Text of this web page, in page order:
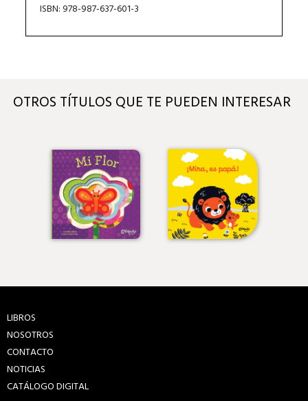
ISBN: 978-987-637-601-3
OTROS TÍTULOS QUE TE PUEDEN INTERESAR
LIBROS
NOSOTROS
CONTACTO
NOTICIAS
CATÁLOGO DIGITAL